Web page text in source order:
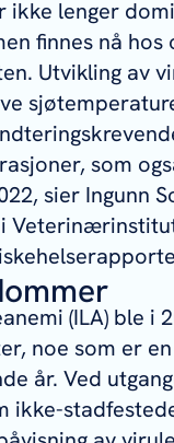
ikke lenger
finnes nå
Utvikling av
som
sier Ingunn
(ILA) ble i
noe som er
år. Ved
ikke-